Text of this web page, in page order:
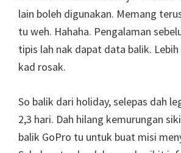
lain boleh digunakan. Memang
tu weh. Hahaha. Pengalaman
tipis lah nak dapat data balik.
kad rosak.
So balik dari holiday, selepas dah
2,3 hari. Dah hilang kemurungan
balik GoPro tu untuk buat misi